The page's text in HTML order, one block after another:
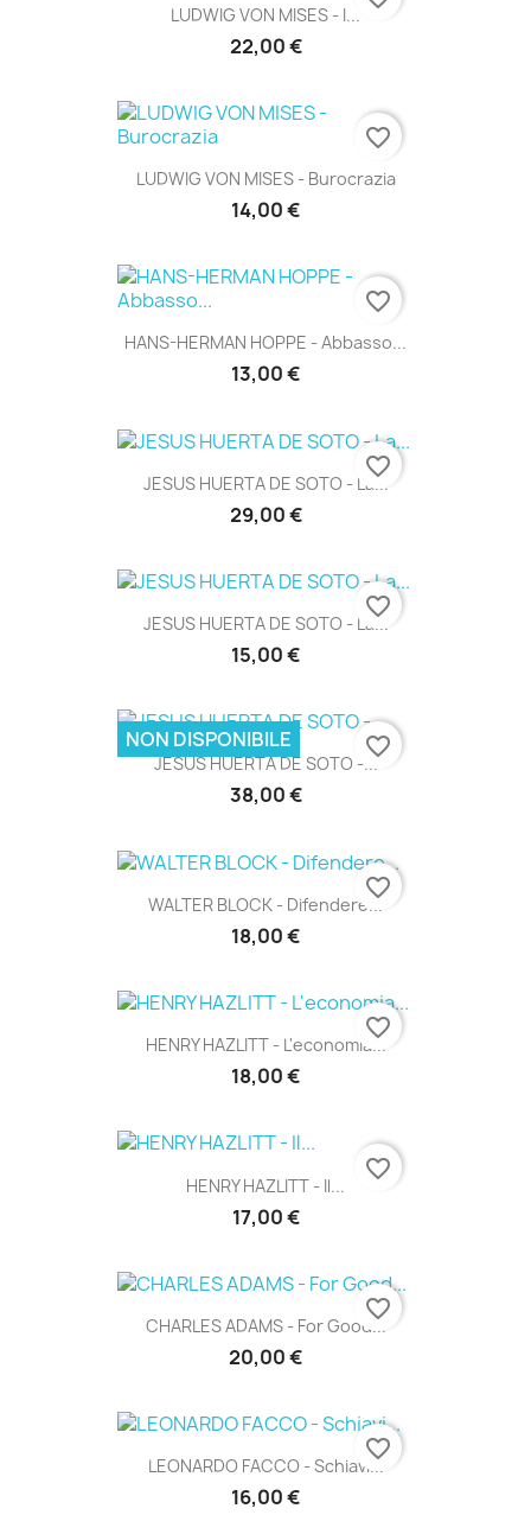
LUDWIG VON MISES - I...
22,00 €
LUDWIG VON MISES - Burocrazia
14,00 €
favorite_border
HANS-HERMAN HOPPE - Abbasso...
13,00 €
favorite_border
JESUS HUERTA DE SOTO - La...
29,00 €
favorite_border
JESUS HUERTA DE SOTO - La...
15,00 €
favorite_border
JESUS HUERTA DE SOTO -...
38,00 €
NON DISPONIBILE favorite_border
WALTER BLOCK - Difendere...
18,00 €
favorite_border
HENRY HAZLITT - L'economia...
18,00 €
favorite_border
HENRY HAZLITT - Il...
17,00 €
favorite_border
CHARLES ADAMS - For Good...
20,00 €
favorite_border
LEONARDO FACCO - Schiavi...
16,00 €
favorite_border